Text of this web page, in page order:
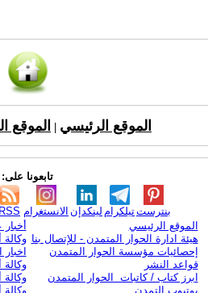
الموقع الرئيسي الموقع
تابعونا على:
RSS الانستغرام لينكدإن تيلكرامبنترست
الموقع الرئيسي
هيئة ادارة الحوار المتمدن - للإتصال بنا
إحصائيات مؤسسة الحوار المتمدن
قواعد النشر
ابرز كتاب / كاتبات الحوار المتمدن
يوتيوب التمدن
أخبار
وكالة
وكالة
وكالة
وكالة